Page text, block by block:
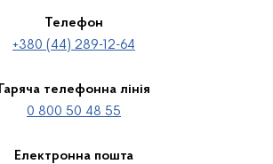
Телефон
+380 (44) 289-12-64
Гаряча телефонна лінія
0 800 50 48 55
Електронна пошта